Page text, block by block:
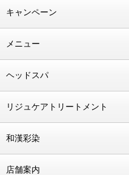
キャンペーン
メニュー
ヘッドスパ
リジュケアトリートメント
和漢彩染
店舗案内